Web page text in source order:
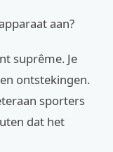
aan?
suprême. Je
ontstekingen.
sporters
dat het